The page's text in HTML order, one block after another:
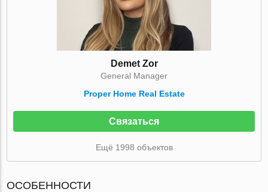
Demet Zor
General Manager
Proper Home Real Estate
Связаться
Ещё 1998 объектов
ОСОБЕННОСТИ